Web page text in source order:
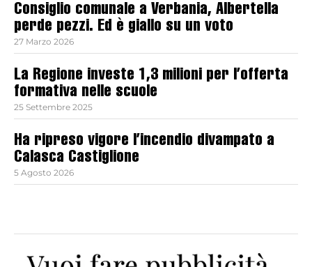
Consiglio comunale a Verbania, Albertella
perde pezzi. Ed è giallo su un voto
27 Marzo 2026
La Regione investe 1,3 milioni per l’offerta
formativa nelle scuole
25 Settembre 2025
Ha ripreso vigore l’incendio divampato a
Calasca Castiglione
5 Agosto 2026